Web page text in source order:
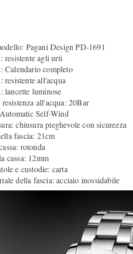
Pagani Design PD-1691
resistente agli urti
Calendario completo
resistente all'acqua
lancette luminose
all'acqua: 20Bar
Self-Wind
chiusura pieghevole con sicurezza
fascia: 21cm
rotonda
cassa: 12mm
e custodie: carta
della fascia: acciaio inossidabile